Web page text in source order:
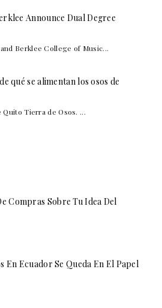
Announce Dual Degree
Berklee College of Music...
qué se alimentan los osos de
Quito Tierra de Osos. ...
Compras Sobre Tu Idea Del
En Ecuador Se Queda En El Papel